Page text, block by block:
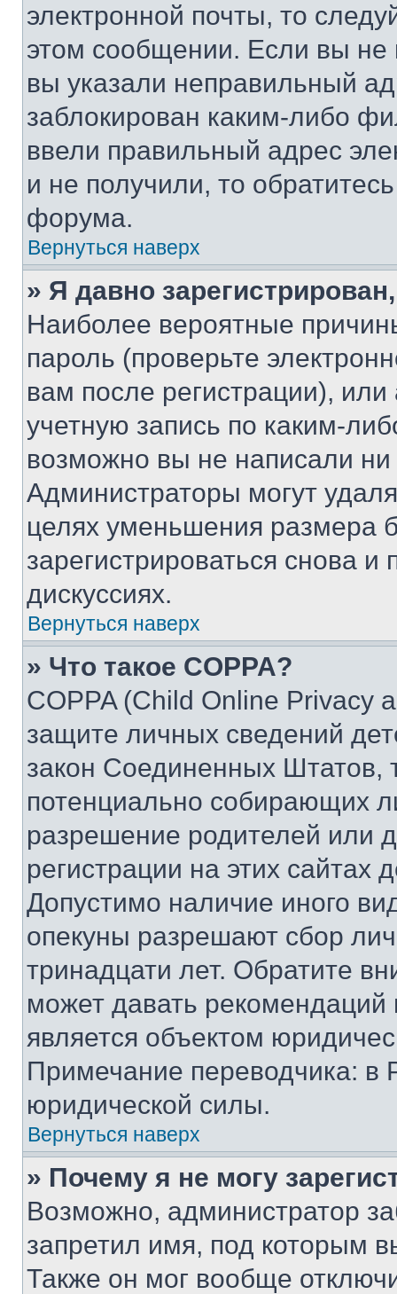
электронной почты, то
этом сообщении. Если вы
вы указали неправильный
заблокирован каким-либо
ввели правильный адрес
и не получили, то
форума.
Вернуться наверх
» Я давно
Наиболее вероятные
пароль (проверьте
вам после регистрации),
учетную запись по каким-
возможно вы не написали
Администраторы могут
целях уменьшения размера
зарегистрироваться снова и
дискуссиях.
Вернуться наверх
» Что такое COPPA?
COPPA (Child Online Privacy
защите личных сведений
закон Соединенных Штатов,
потенциально собирающих
разрешение родителей или
регистрации на этих сайтах
Допустимо наличие иного
опекуны разрешают сбор
тринадцати лет. Обратите
может давать
является объектом
Примечание переводчика: в
юридической силы.
Вернуться наверх
» Почему я не могу
Возможно, администратор
запретил имя, под которым
Также он мог вообще